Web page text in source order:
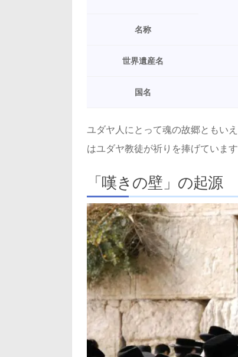
名称
世界遺産名
国名
ユダヤ人にとって魂の故郷ともい
はユダヤ教徒が祈りを捧げています
「嘆きの壁」の起源